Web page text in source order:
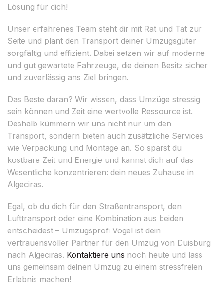
Lösung für dich!
Unser erfahrenes Team steht dir mit Rat und Tat zur
Seite und plant den Transport deiner Umzugsgüter
sorgfältig und effizient. Dabei setzen wir auf moderne
und gut gewartete Fahrzeuge, die deinen Besitz sicher
und zuverlässig ans Ziel bringen.
Das Beste daran? Wir wissen, dass Umzüge stressig
sein können und Zeit eine wertvolle Ressource ist.
Deshalb kümmern wir uns nicht nur um den
Transport, sondern bieten auch zusätzliche Services
wie Verpackung und Montage an. So sparst du
kostbare Zeit und Energie und kannst dich auf das
Wesentliche konzentrieren: dein neues Zuhause in
Algeciras.
Egal, ob du dich für den Straßentransport, den
Lufttransport oder eine Kombination aus beiden
entscheidest – Umzugsprofi Vogel ist dein
vertrauensvoller Partner für den Umzug von Duisburg
nach Algeciras. Kontaktiere uns noch heute und lass
uns gemeinsam deinen Umzug zu einem stressfreien
Erlebnis machen!